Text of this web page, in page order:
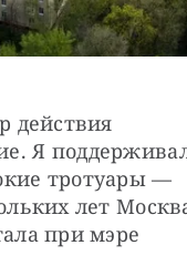
действия
Я
тротуары —
лет
при мэре